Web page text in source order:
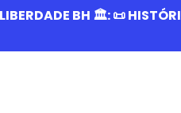
BH 🏛️: 📜